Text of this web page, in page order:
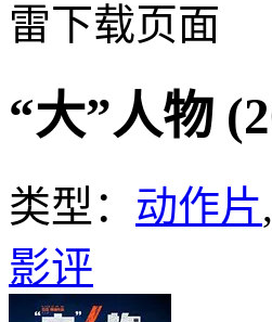
雷下载页面
“大”人物
类型： 动作片,
影评